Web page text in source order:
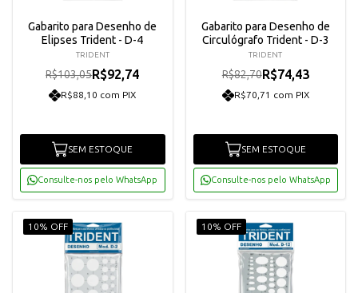
Gabarito para Desenho de
Elipses Trident - D-4
TRIDENT
R$103,05R$92,74
R$88,10 com PIX
SEM ESTOQUE
Consulte-nos pelo WhatsApp
Gabarito para Desenho de
Circulógrafo Trident - D-3
TRIDENT
R$82,70R$74,43
R$70,71 com PIX
SEM ESTOQUE
Consulte-nos pelo WhatsApp
10% OFF 10% OFF